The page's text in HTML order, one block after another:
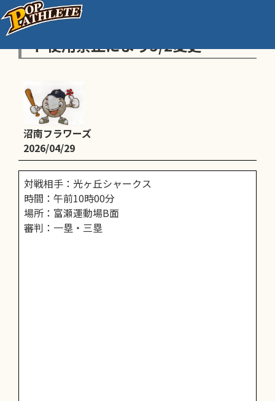
酒井根大会（高学年）グラウン
ド使用禁止により5/2変更
沼南フラワーズ
2026/04/29
対戦相手：光ヶ丘シャークス
時間：午前10時00分
場所：富瀬運動場B面
審判：一塁・三塁